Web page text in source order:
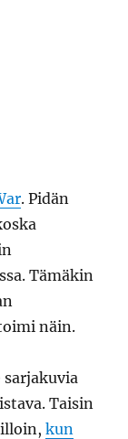
. Pidän
Tämäkin
näin.
sarjakuvia
Taisin
kun